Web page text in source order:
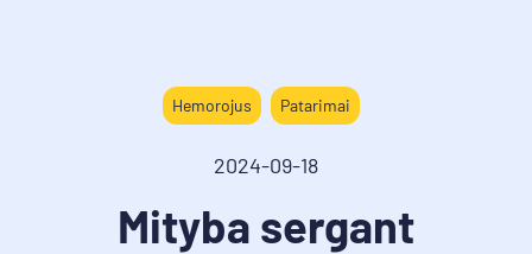
Hemorojus Patarimai
2024-09-18
Mityba sergant